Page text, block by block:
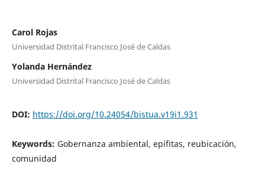
Carol Rojas
Universidad Distrital Francisco José de Caldas
Yolanda Hernández
Universidad Distrital Francisco José de Caldas
DOI: https://doi.org/10.24054/bistua.v19i1.931
Keywords: Gobernanza ambiental, epífitas, reubicación,
comunidad